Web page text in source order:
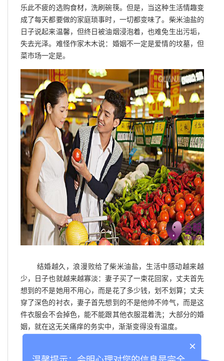
乐此不疲的选购食材，洗刷碗筷。但是，当这种生活情趣变
成了每天都要做的家庭琐事时，一切都变味了。柴米油盐的
日子说起来温馨，但终日被油烟浸泡着，也难免生出污垢，
失去光泽。难怪作家木木说：婚姻不一定是爱情的坟墓，但
菜市场一定是。
结婚越久，浪漫败给了柴米油盐，生活中感动越来越
少，日子也就越来越寡淡：妻子买了一束花回家，丈夫首先
想到的不是她用不用心，而是花了多少钱，划不划算；丈夫
穿了深色的衬衣，妻子首先想到的不是他帅不帅气，而是这
件衣服会不会掉色，能不能跟其他衣服混着洗；大部分的婚
姻，就在这无关痛痒的务实中，渐渐变得没有温度。
×